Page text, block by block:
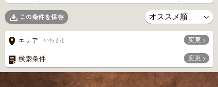
この条件を保存
エリア いわき市 変更
検索条件 変更